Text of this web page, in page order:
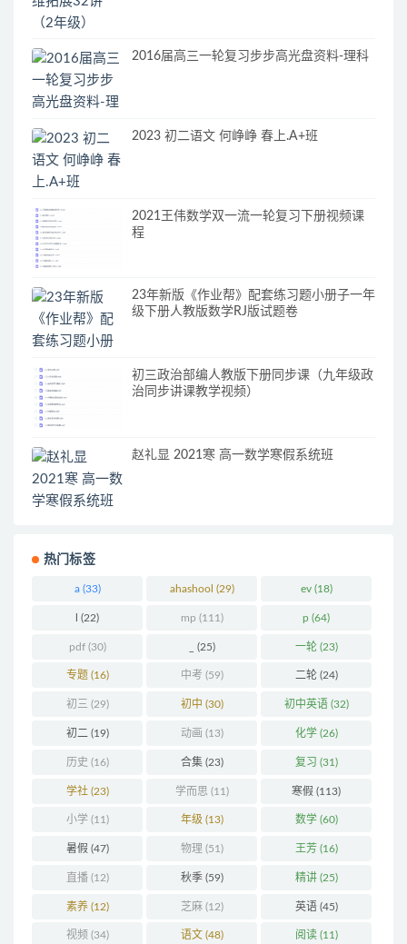
2016届高三一轮复习步步高光盘资料-理科
2023 初二语文 何峥峥 春上.A+班
2021王伟数学双一流一轮复习下册视频课
程
23年新版《作业帮》配套练习题小册子一年
级下册人教版数学RJ版试题卷
初三政治部编人教版下册同步课（九年级政
治同步讲课教学视频）
赵礼显 2021寒 高一数学寒假系统班
热门标签
a(33) ahashool (29) ev(18)
(22) mp (111) p (64)
pdf(30) (25) 一轮(23)
专题(16) 中考 (59) 二轮(24)
初三 (29) 初中 (30) 初中英语(32)
初二 (19) 动画 (13) 化学(26)
历史 (16) 合集(23) 复习 (31)
学社(23) 学而思 (11) 寒假 (113)
小学(11) 年级 (13) 数学(60)
暑假 (47) 物理 (51) 王芳(16)
直播(12) 秋季(59) 精讲(25)
素养(12) 芝麻(12) 英语(45)
视频 (34) 语文 (48) 阅读(11)